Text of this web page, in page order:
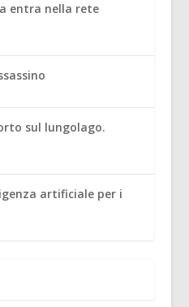
entra nella rete
sul lungolago.
artificiale per i